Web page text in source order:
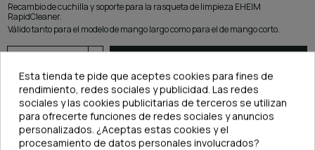
Recambio de cuchilla y soporte para la rasqueta de limpieza EHEIM
RapidCleaner.
Válido tanto para el modelo de mango largo como para el de mango corto.
Esta tienda te pide que aceptes cookies para fines de
rendimiento, redes sociales y publicidad. Las redes
sociales y las cookies publicitarias de terceros se utilizan
para ofrecerte funciones de redes sociales y anuncios
personalizados. ¿Aceptas estas cookies y el
procesamiento de datos personales involucrados?